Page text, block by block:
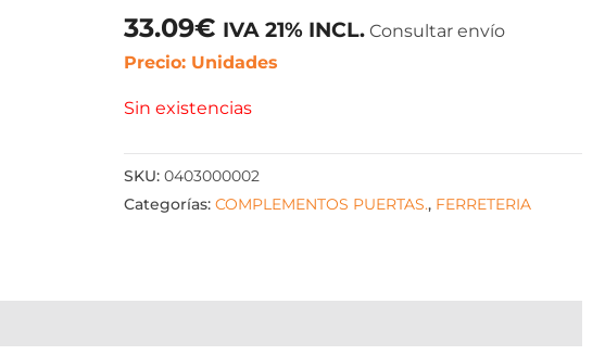
33.09€ IVA 21% INCL. Consultar envío
Precio: Unidades
Sin existencias
SKU:0403000002
Categorías:COMPLEMENTOS PUERTAS., FERRETERIA